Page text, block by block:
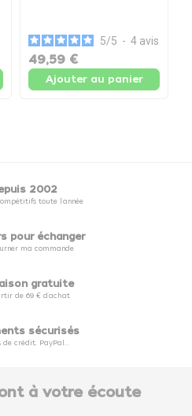
5/5 - 4 avis
49,59 €
Ajouter au panier
2002
toute l'année
pour échanger
ma commande
gratuite
de 69 € d'achat
sécurisés
de crédit, PayPal...
à votre écoute